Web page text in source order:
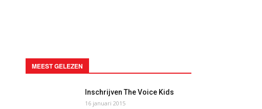
MEEST GELEZEN
Inschrijven The Voice Kids
16 januari 2015